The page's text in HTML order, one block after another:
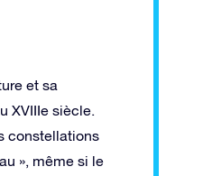
et sa
XVIIIe siècle.
constellations
», même si le